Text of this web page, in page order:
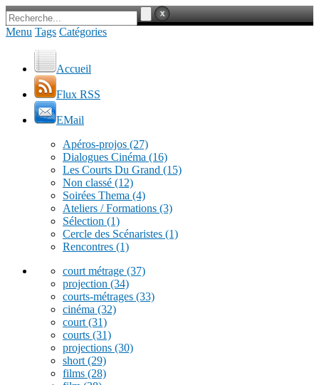
Menu Tags Catégories
Accueil
Flux RSS
EMail
Apéros-projos (27)
Dialogues Cinéma (16)
Les Courts Du Grand (15)
Non classé (12)
Soirées Thema (4)
Ateliers / Formations (3)
Sélection (1)
Cercle des Scénaristes (1)
Rencontres (1)
court métrage (37)
projection (34)
courts-métrages (33)
cinéma (32)
court (31)
courts (31)
projections (30)
short (29)
films (28)